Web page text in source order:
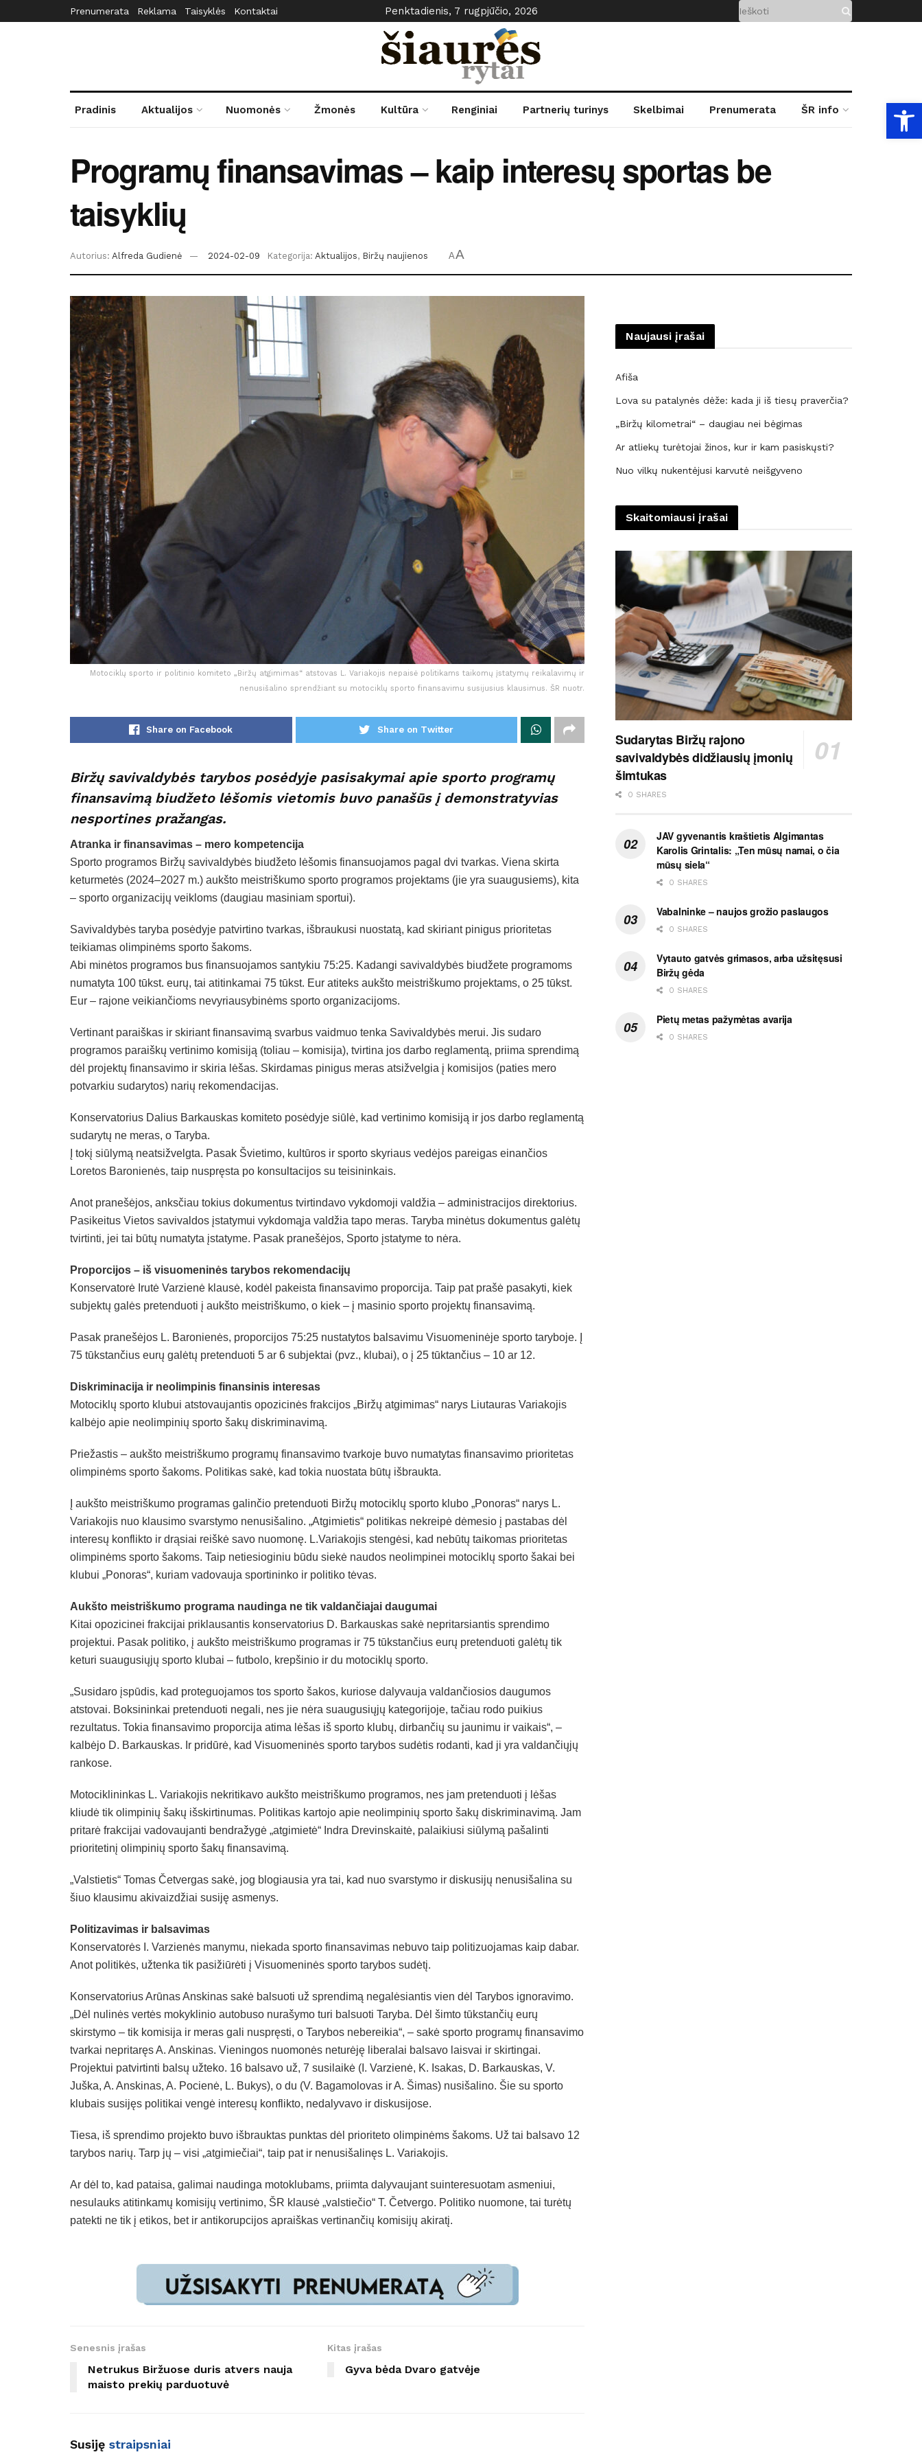
Prenumerata Reklama Taisyklės Kontaktai Penktadienis, 7 rugpjūčio, 2026
Pradinis Aktualijos Nuomonės Žmonės Kultūra Renginiai Partnerių turinys Skelbimai Prenumerata ŠR info
Programų finansavimas – kaip interesų sportas be
taisyklių
Autorius: Alfreda Gudienė 2024-02-09 Kategorija: Aktualijos, Biržų naujienos AA
Motociklų sporto ir politinio komiteto „Biržų atgimimas“ atstovas L. Variakojis nepaisė politikams taikomų įstatymų reikalavimų ir
nenusišalino sprendžiant su motociklų sporto finansavimu susijusius klausimus. ŠR nuotr.
Share on Facebook Share on Twitter
Biržų savivaldybės tarybos posėdyje pasisakymai apie sporto programų
finansavimą biudžeto lėšomis vietomis buvo panašūs į demonstratyvias
nesportines pražangas.
Atranka ir finansavimas – mero kompetencija
Sporto programos Biržų savivaldybės biudžeto lėšomis finansuojamos pagal dvi tvarkas. Viena skirta
keturmetės (2024–2027 m.) aukšto meistriškumo sporto programos projektams (jie yra suaugusiems), kita
– sporto organizacijų veikloms (daugiau masiniam sportui).
Savivaldybės taryba posėdyje patvirtino tvarkas, išbraukusi nuostatą, kad skiriant pinigus prioritetas
teikiamas olimpinėms sporto šakoms.
Abi minėtos programos bus finansuojamos santykiu 75:25. Kadangi savivaldybės biudžete programoms
numatyta 100 tūkst. eurų, tai atitinkamai 75 tūkst. Eur atiteks aukšto meistriškumo projektams, o 25 tūkst.
Eur – rajone veikiančioms nevyriausybinėms sporto organizacijoms.
Vertinant paraiškas ir skiriant finansavimą svarbus vaidmuo tenka Savivaldybės merui. Jis sudaro
programos paraiškų vertinimo komisiją (toliau – komisija), tvirtina jos darbo reglamentą, priima sprendimą
dėl projektų finansavimo ir skiria lėšas. Skirdamas pinigus meras atsižvelgia į komisijos (paties mero
potvarkiu sudarytos) narių rekomendacijas.
Konservatorius Dalius Barkauskas komiteto posėdyje siūlė, kad vertinimo komisiją ir jos darbo reglamentą
sudarytų ne meras, o Taryba.
Į tokį siūlymą neatsižvelgta. Pasak Švietimo, kultūros ir sporto skyriaus vedėjos pareigas einančios
Loretos Baronienės, taip nuspręsta po konsultacijos su teisininkais.
Anot pranešėjos, anksčiau tokius dokumentus tvirtindavo vykdomoji valdžia – administracijos direktorius.
Pasikeitus Vietos savivaldos įstatymui vykdomąja valdžia tapo meras. Taryba minėtus dokumentus galėtų
tvirtinti, jei tai būtų numatyta įstatyme. Pasak pranešėjos, Sporto įstatyme to nėra.
Proporcijos – iš visuomeninės tarybos rekomendacijų
Konservatorė Irutė Varzienė klausė, kodėl pakeista finansavimo proporcija. Taip pat prašė pasakyti, kiek
subjektų galės pretenduoti į aukšto meistriškumo, o kiek – į masinio sporto projektų finansavimą.
Pasak pranešėjos L. Baronienės, proporcijos 75:25 nustatytos balsavimu Visuomeninėje sporto taryboje. Į
75 tūkstančius eurų galėtų pretenduoti 5 ar 6 subjektai (pvz., klubai), o į 25 tūktančius – 10 ar 12.
Diskriminacija ir neolimpinis finansinis interesas
Motociklų sporto klubui atstovaujantis opozicinės frakcijos „Biržų atgimimas“ narys Liutauras Variakojis
kalbėjo apie neolimpinių sporto šakų diskriminavimą.
Priežastis – aukšto meistriškumo programų finansavimo tvarkoje buvo numatytas finansavimo prioritetas
olimpinėms sporto šakoms. Politikas sakė, kad tokia nuostata būtų išbraukta.
Į aukšto meistriškumo programas galinčio pretenduoti Biržų motociklų sporto klubo „Ponoras“ narys L.
Variakojis nuo klausimo svarstymo nenusišalino. „Atgimietis“ politikas nekreipė dėmesio į pastabas dėl
interesų konflikto ir drąsiai reiškė savo nuomonę. L.Variakojis stengėsi, kad nebūtų taikomas prioritetas
olimpinėms sporto šakoms. Taip netiesioginiu būdu siekė naudos neolimpinei motociklų sporto šakai bei
klubui „Ponoras“, kuriam vadovauja sportininko ir politiko tėvas.
Aukšto meistriškumo programa naudinga ne tik valdančiajai daugumai
Kitai opozicinei frakcijai priklausantis konservatorius D. Barkauskas sakė nepritarsiantis sprendimo
projektui. Pasak politiko, į aukšto meistriškumo programas ir 75 tūkstančius eurų pretenduoti galėtų tik
keturi suaugusiųjų sporto klubai – futbolo, krepšinio ir du motociklų sporto.
„Susidaro įspūdis, kad proteguojamos tos sporto šakos, kuriose dalyvauja valdančiosios daugumos
atstovai. Boksininkai pretenduoti negali, nes jie nėra suaugusiųjų kategorijoje, tačiau rodo puikius
rezultatus. Tokia finansavimo proporcija atima lėšas iš sporto klubų, dirbančių su jaunimu ir vaikais“, –
kalbėjo D. Barkauskas. Ir pridūrė, kad Visuomeninės sporto tarybos sudėtis rodanti, kad ji yra valdančiųjų
rankose.
Motociklininkas L. Variakojis nekritikavo aukšto meistriškumo programos, nes jam pretenduoti į lėšas
kliudė tik olimpinių šakų išskirtinumas. Politikas kartojo apie neolimpinių sporto šakų diskriminavimą. Jam
pritarė frakcijai vadovaujanti bendražygė „atgimietė“ Indra Drevinskaitė, palaikiusi siūlymą pašalinti
prioritetinį olimpinių sporto šakų finansavimą.
„Valstietis“ Tomas Četvergas sakė, jog blogiausia yra tai, kad nuo svarstymo ir diskusijų nenusišalina su
šiuo klausimu akivaizdžiai susiję asmenys.
Politizavimas ir balsavimas
Konservatorės I. Varzienės manymu, niekada sporto finansavimas nebuvo taip politizuojamas kaip dabar.
Anot politikės, užtenka tik pasižiūrėti į Visuomeninės sporto tarybos sudėtį.
Konservatorius Arūnas Anskinas sakė balsuoti už sprendimą negalėsiantis vien dėl Tarybos ignoravimo.
„Dėl nulinės vertės mokyklinio autobuso nurašymo turi balsuoti Taryba. Dėl šimto tūkstančių eurų
skirstymo – tik komisija ir meras gali nuspręsti, o Tarybos nebereikia“, – sakė sporto programų finansavimo
tvarkai nepritaręs A. Anskinas. Vieningos nuomonės neturėję liberalai balsavo laisvai ir skirtingai.
Projektui patvirtinti balsų užteko. 16 balsavo už, 7 susilaikė (I. Varzienė, K. Isakas, D. Barkauskas, V.
Juška, A. Anskinas, A. Pocienė, L. Bukys), o du (V. Bagamolovas ir A. Šimas) nusišalino. Šie su sporto
klubais susijęs politikai vengė interesų konflikto, nedalyvavo ir diskusijose.
Tiesa, iš sprendimo projekto buvo išbrauktas punktas dėl prioriteto olimpinėms šakoms. Už tai balsavo 12
tarybos narių. Tarp jų – visi „atgimiečiai“, taip pat ir nenusišalinęs L. Variakojis.
Ar dėl to, kad pataisa, galimai naudinga motoklubams, priimta dalyvaujant suinteresuotam asmeniui,
nesulauks atitinkamų komisijų vertinimo, ŠR klausė „valstiečio“ T. Četvergo. Politiko nuomone, tai turėtų
patekti ne tik į etikos, bet ir antikorupcijos apraiškas vertinančių komisijų akiratį.
Senesnis įrašas
Netrukus Biržuose duris atvers nauja
maisto prekių parduotuvė
Kitas įrašas
Gyva bėda Dvaro gatvėje
Susiję straipsniai
Naujausi įrašai
Afiša
Lova su patalynės dėže: kada ji iš tiesų praverčia?
„Biržų kilometrai“ – daugiau nei bėgimas
Ar atliekų turėtojai žinos, kur ir kam pasiskųsti?
Nuo vilkų nukentėjusi karvutė neišgyveno
Skaitomiausi įrašai
Sudarytas Biržų rajono
savivaldybės didžiausių įmonių
šimtukas
0 SHARES
JAV gyvenantis kraštietis Algimantas
Karolis Grintalis: „Ten mūsų namai, o čia
mūsų siela“
0 SHARES
Vabalninke – naujos grožio paslaugos
0 SHARES
Vytauto gatvės grimasos, arba užsitęsusi
Biržų gėda
0 SHARES
Pietų metas pažymėtas avarija
0 SHARES